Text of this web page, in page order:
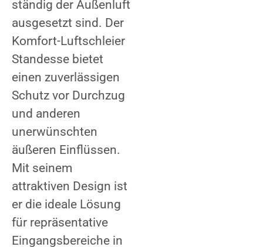
ständig der Außenluft
ausgesetzt sind. Der
Komfort-Luftschleier
Standesse bietet
einen zuverlässigen
Schutz vor Durchzug
und anderen
unerwünschten
äußeren Einflüssen.
Mit seinem
attraktiven Design ist
er die ideale Lösung
für repräsentative
Eingangsbereiche in